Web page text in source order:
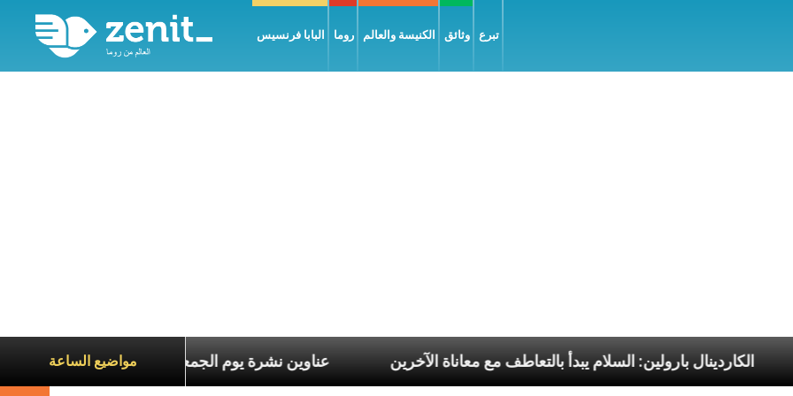
البابا فرنسيس روما الكنيسة والعالم وثائق تبرع
مواضيع الساعةعناوين نشرة يوم الجمعة 7 آب 2026: السلام يُبنى بصبر يومًا بعد يوم الكاردينال بارولين: السلام يبدأ بالتعاطف مع معاناة الآخرين